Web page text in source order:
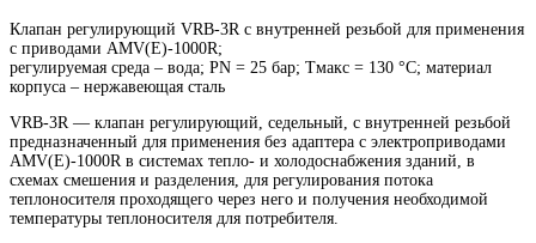
Клапан регулирующий VRB-3R с внутренней резьбой для применения
с приводами AMV(E)-1000R;
регулируемая среда – вода; PN = 25 бар; Тмакс = 130 °С; материал
корпуса – нержавеющая сталь
VRB-3R — клапан регулирующий, седельный, с внутренней резьбой
предназначенный для применения без адаптера с электроприводами
AMV(E)-1000R в системах тепло- и холодоснабжения зданий, в
схемах смешения и разделения, для регулирования потока
теплоносителя проходящего через него и получения необходимой
температуры теплоносителя для потребителя.